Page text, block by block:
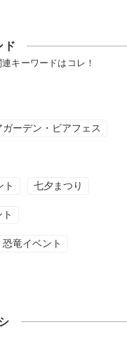
ド
キーワードはコレ！
ガーデン・ビアフェス
ト 七夕まつり
恐竜イベント